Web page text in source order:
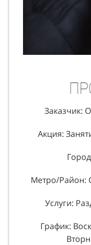
Заказчик:
Акция:
Метро/Район:
Услуги:
График: